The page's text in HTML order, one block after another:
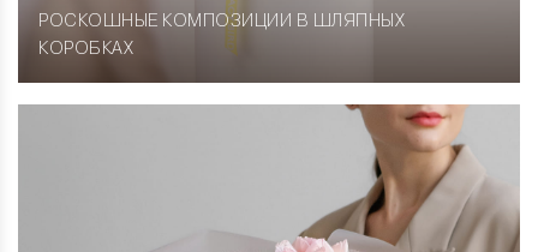
РОСКОШНЫЕ КОМПОЗИЦИИ В ШЛЯПНЫХ
КОРОБКАХ